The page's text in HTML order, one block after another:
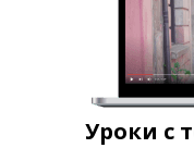
Уроки с